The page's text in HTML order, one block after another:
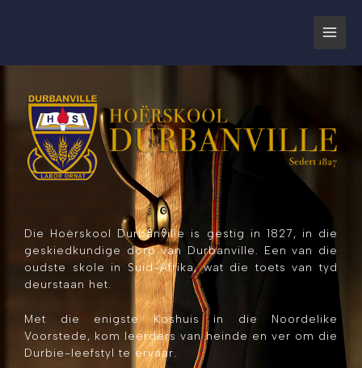
Die Hoërskool Durbanville is gestig in 1827, in die
geskiedkundige dorp van Durbanville. Een van die
oudste skole in Suid-Afrika, wat die toets van tyd
deurstaan het.
Met die enigste Koshuis in die Noordelike
Voorstede, kom leerders van heinde en ver om die
Durbie-leefstyl te ervaar.